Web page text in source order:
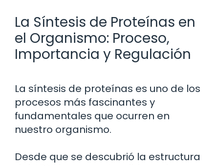
La Síntesis de Proteínas en
el Organismo: Proceso,
Importancia y Regulación
La síntesis de proteínas es uno de los
procesos más fascinantes y
fundamentales que ocurren en
nuestro organismo.
Desde que se descubrió la estructura